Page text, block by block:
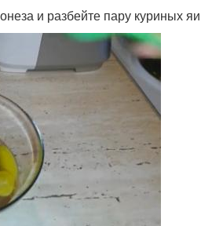
и разбейте пару куриных